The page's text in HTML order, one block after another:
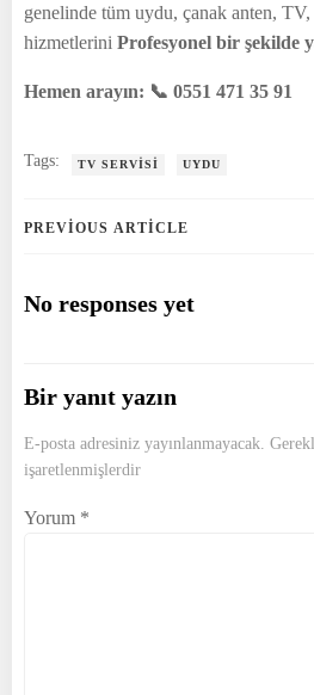
genelinde tüm uydu, çanak anten,
hizmetlerini Profesyonel bir şekilde
Hemen arayın: 📞 0551 471 35 91
Tags: TV SERVISI UYDU
Post
navigation
PREVIOUS ARTICLE
No responses yet
Bir yanıt yazın
E-posta adresiniz yayınlanmayacak.
işaretlenmişlerdir
Yorum *